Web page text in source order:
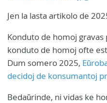
Jen la lasta artikolo de
Konduto de homoj
konduto de homoj ofte
Dum somero 2025,
decidoj de konsumantoj
Bedaŭrinde, ni vidas ke